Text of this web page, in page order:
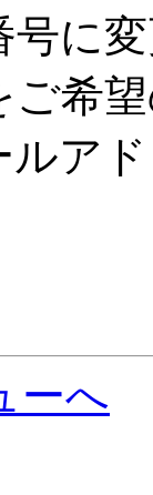
号に
ご希
ルア
ーへ